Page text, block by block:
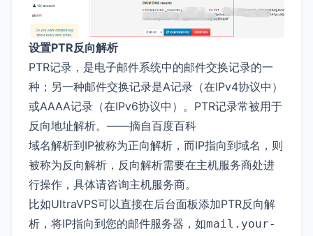
设置PTR反向解析
PTR记录，是电子邮件系统中的邮件交换记录的一
种；另一种邮件交换记录是A记录（在IPv4协议中）
或AAAA记录（在IPv6协议中）。PTR记录常被用于
反向地址解析。——摘自百度百科
域名解析到IP被称为正向解析，而IP指向到域名，则
被称为反向解析，反向解析需要在主机服务商处进
行操作，具体请咨询主机服务商。
比如UltraVPS可以直接在后台面板添加PTR反向解
析，将IP指向到您的邮件服务器，如mail.your-